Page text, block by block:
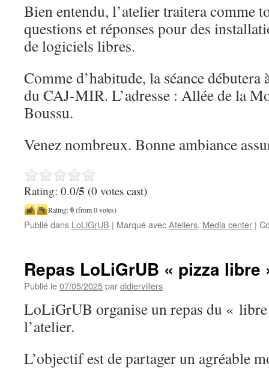
Bien entendu, l’atelier traitera comme
questions et réponses pour des
de logiciels libres.
Comme d’habitude, la séance débutera
du CAJ-MIR. L’adresse : Allée de la
Boussu.
Venez nombreux. Bonne ambiance
Rating: 0.0/5 (0 votes cast)
Rating:0(from 0 votes)
Publié dans LoLiGrUB | Marqué avecAteliers, Media center |
Repas LoLiGrUB « pizza libre
Publié le07/05/2025pardidiervillers
LoLiGrUB organise un repas du «
l’atelier.
L’objectif est de partager un agréable